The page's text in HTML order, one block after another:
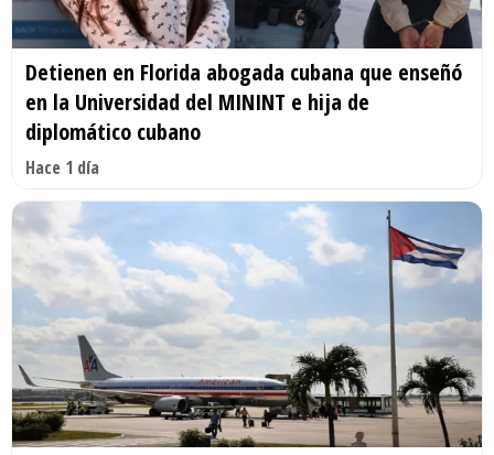
Detienen en Florida abogada cubana que enseñó
en la Universidad del MININT e hija de
diplomático cubano
Hace 1 día